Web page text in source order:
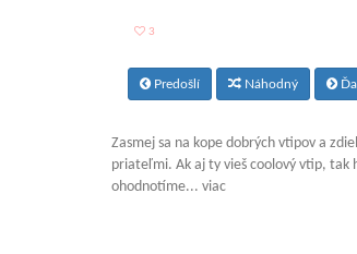
3
Predošlí Náhodný
Zasmej sa na kope dobrých vtipov a
priateľmi. Ak aj ty vieš coolový vtip, tak
ohodnotíme... viac